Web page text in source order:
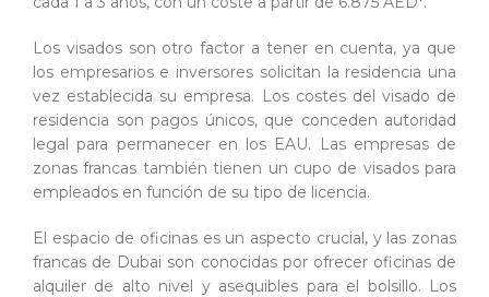
Los visados son otro factor a tener en cuenta, ya que
los empresarios e inversores solicitan la residencia una
vez establecida su empresa. Los costes del visado de
residencia son pagos únicos, que conceden autoridad
legal para permanecer en los EAU. Las empresas de
zonas francas también tienen un cupo de visados para
empleados en función de su tipo de licencia.
El espacio de oficinas es un aspecto crucial, y las zonas
francas de Dubai son conocidas por ofrecer oficinas de
alquiler de alto nivel y asequibles para el bolsillo. Los